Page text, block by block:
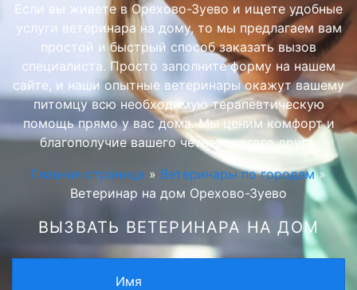
Если вы живете в Орехово-Зуево и ищете удобные
услуги ветеринара на дому, то мы предлагаем вам
простой и быстрый способ заказать вызов
специалиста. Просто заполните форму на нашем
сайте, и наши опытные ветеринары окажут вашему
питомцу всю необходимую терапевтическую
помощь прямо у вас дома. Мы ценим комфорт и
благополучие вашего четвероногого друга.
Главная страница » Ветеринары по городам»
Ветеринар на дом Орехово-Зуево
ВЫЗВАТЬ ВЕТЕРИНАРА НА ДОМ
Имя